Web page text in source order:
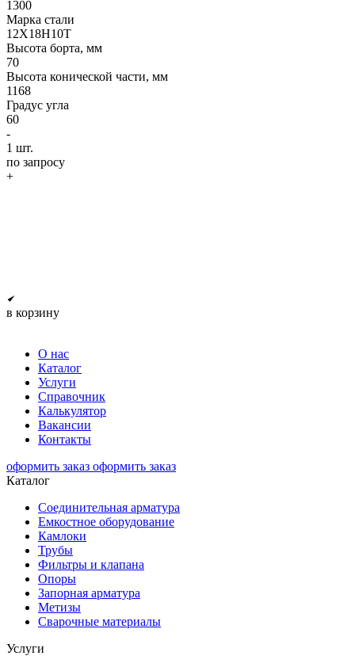
1300
Марка стали
12Х18Н10Т
Высота борта, мм
70
Высота конической части, мм
1168
Градус угла
60
-
1 шт.
по запросу
+
в корзину
О нас
Каталог
Услуги
Справочник
Калькулятор
Вакансии
Контакты
оформить заказ оформить заказ
Каталог
Соединительная арматура
Емкостное оборудование
Камлоки
Трубы
Фильтры и клапана
Опоры
Запорная арматура
Метизы
Сварочные материалы
Услуги